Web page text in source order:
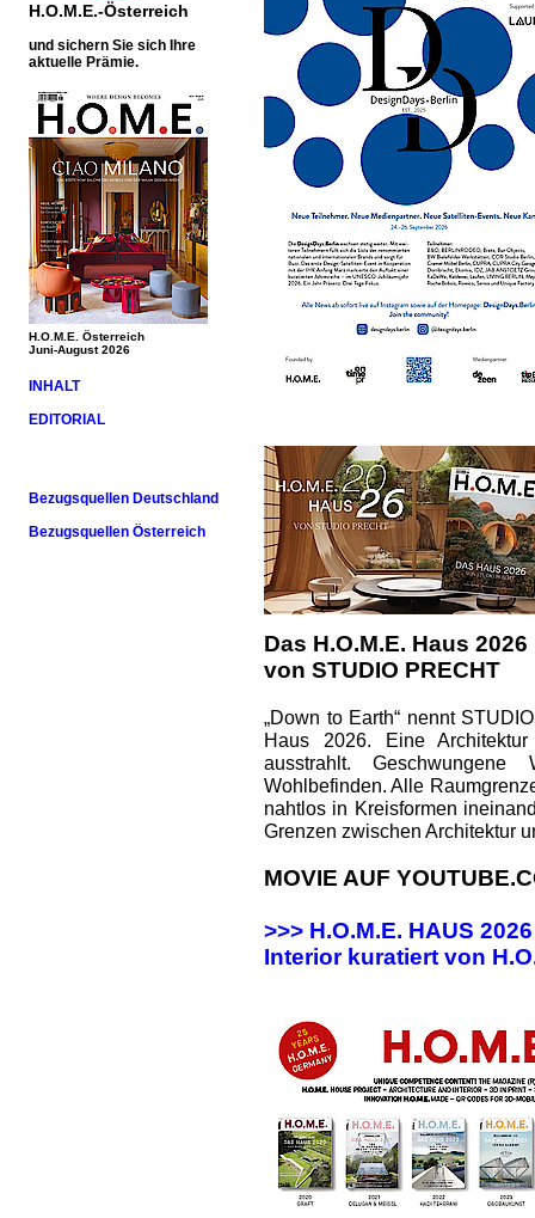
H.O.M.E.-Österreich
und sichern Sie sich Ihre
aktuelle Prämie.
H.O.M.E. Österreich
Juni-August 2026
INHALT
EDITORIAL
Bezugsquellen Deutschland
Bezugsquellen Österreich
Das H.O.M.E. Haus 2026
von STUDIO PRECHT
„Down to Earth“ nennt
Haus 2026. Eine
ausstrahlt.
Wohlbefinden. Alle
nahtlos in Kreisformen
Grenzen zwischen Architektur
MOVIE AUF
>>> H.O.M.E. HAUS
Interior kuratiert von